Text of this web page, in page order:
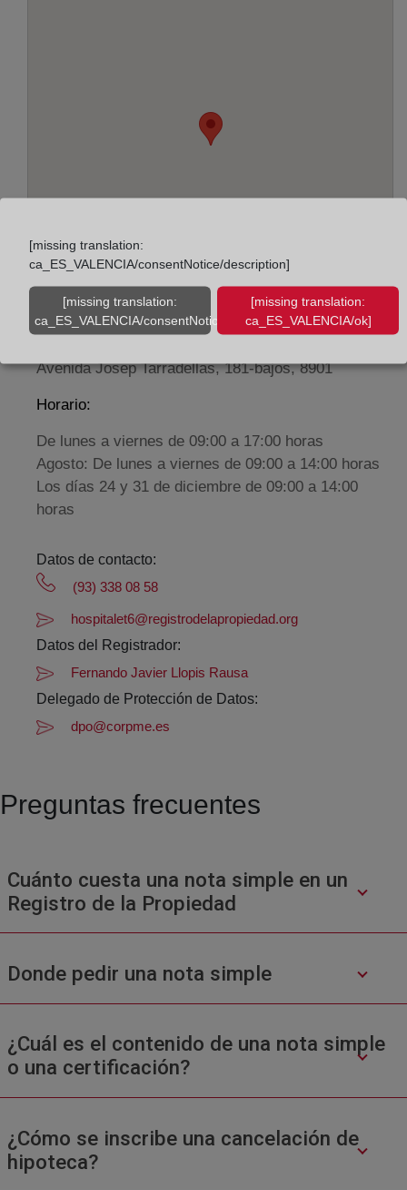
Adreça:
Avenida Josep Tarradellas, 181-bajos, 8901
Horario:
De lunes a viernes de 09:00 a 17:00 horas
Agosto: De lunes a viernes de 09:00 a 14:00 horas
Los días 24 y 31 de diciembre de 09:00 a 14:00
horas
Datos de contacto:
(93) 338 08 58
hospitalet6@registrodelapropiedad.org
Datos del Registrador:
Fernando Javier Llopis Rausa
Delegado de Protección de Datos:
dpo@corpme.es
Preguntas frecuentes
Cuánto cuesta una nota simple en un
Registro de la Propiedad
Donde pedir una nota simple
¿Cuál es el contenido de una nota simple
o una certificación?
¿Cómo se inscribe una cancelación de
hipoteca?
[missing translation:
ca_ES_VALENCIA/consentNotice/description]
[missing translation:
ca_ES_VALENCIA/consentNotice/learnMore]
[missing translation:
ca_ES_VALENCIA/ok]